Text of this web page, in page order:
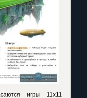
игры 11x11